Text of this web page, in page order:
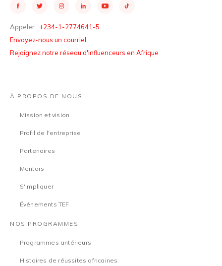
Appeler : +234-1-2774641-5
Envoyez-nous un courriel
Rejoignez notre réseau d'influenceurs en Afrique
À PROPOS DE NOUS
Mission et vision
Profil de l'entreprise
Partenaires
Mentors
S'impliquer
Événements TEF
NOS PROGRAMMES
Programmes antérieurs
Histoires de réussites africaines